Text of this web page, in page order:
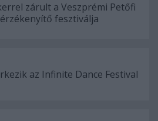
zárult a Veszprémi Petőfi
fesztiválja
az Infinite Dance Festival